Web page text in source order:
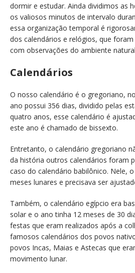
dormir e estudar. Ainda dividimos as
os valiosos minutos de intervalo
essa organização temporal é
dos calendários e relógios, que
com observações do ambiente
Calendários
O nosso calendário é o gregoriano,
ano possui 356 dias, dividido pelas
quatro anos, esse calendário é
este ano é chamado de bissexto.
Entretanto, o calendário gregoriano
da história outros calendários foram
caso do calendário babilônico. Nele,
meses lunares e precisava ser
Também, o calendário egípcio era
solar e o ano tinha 12 meses de 30
festas que eram realizados após a
famosos calendários dos povos
povos Incas, Maias e Astecas que
movimento lunar.